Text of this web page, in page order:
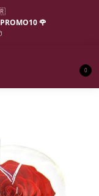
PROMO10 🌹
0